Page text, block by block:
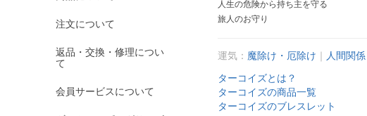
注文について
返品・交換・修理につい
て
会員サービスについて
人生の危険から持ち主を守る
旅人のお守り
運気： 魔除け・厄除け
人間関係
ターコイズとは？
ターコイズの商品一覧
ターコイズのブレスレット